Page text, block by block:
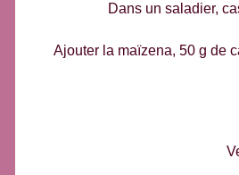
Dans un saladier,
Ajouter la maïzena, 50 g de